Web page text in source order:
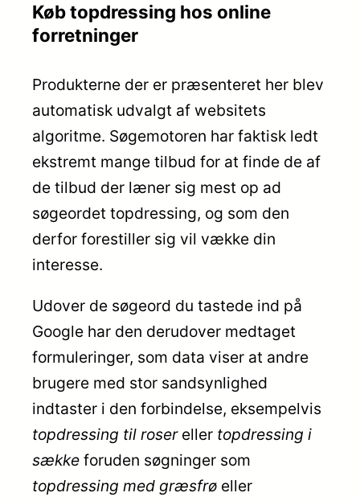
Køb topdressing hos online
forretninger
Produkterne der er præsenteret her blev
automatisk udvalgt af websitets
algoritme. Søgemotoren har faktisk ledt
ekstremt mange tilbud for at finde de af
de tilbud der læner sig mest op ad
søgeordet topdressing, og som den
derfor forestiller sig vil vække din
interesse.
Udover de søgeord du tastede ind på
Google har den derudover medtaget
formuleringer, som data viser at andre
brugere med stor sandsynlighed
indtaster i den forbindelse, eksempelvis
topdressing til rosereller topdressing i
sække foruden søgninger som
topdressing med græsfrø eller